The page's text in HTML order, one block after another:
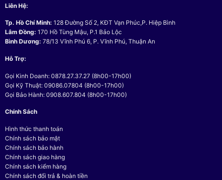
Liên Hệ:
Tp. Hồ Chí Minh: 128 Đường Số 2, KĐT Vạn Phúc,P. Hiệp Bình
Lâm Đồng: 170 Hồ Tùng Mậu, P.1 Bảo Lộc
Bình Dương: 78/13 Vĩnh Phú 6, P. Vĩnh Phú, Thuận An
Hỗ Trợ:
Gọi Kinh Doanh: 0878.27.37.27 (8h00-17h00)
Gọi Kỹ Thuật: 09086.07804 (8h00-17h00)
Gọi Bảo Hành: 0908.607.804 (8h00-17h00)
Chính Sách
Hình thức thanh toán
Chính sách bảo mật
Chính sách bảo hành
Chính sách giao hàng
Chính sách kiểm hàng
Chính sách đổi trả & hoàn tiền